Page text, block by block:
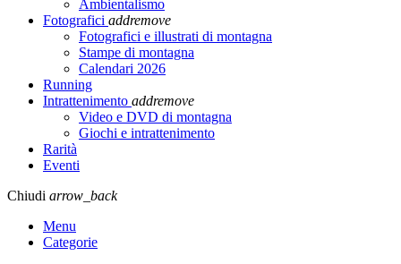
Ambientalismo
Fotografici addremove
Fotografici e illustrati di montagna
Stampe di montagna
Calendari 2026
Running
Intrattenimento addremove
Video e DVD di montagna
Giochi e intrattenimento
Rarità
Eventi
Chiudi arrow_back
Menu
Categorie